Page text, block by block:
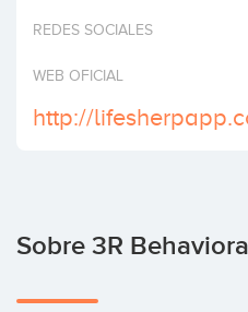
Invertir
REDES SOCIALES
WEB OFICIAL
http://
Sobre 3R